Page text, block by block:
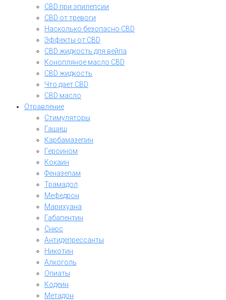
CBD при эпилепсии
CBD от тревоги
Насколько безопасно CBD
Эффекты от CBD
CBD жидкость для вейпа
Конопляное масло CBD
CBD жидкость
Что дает CBD
CBD масло
Отравление
Стимуляторы
Гашиш
Карбамазепин
Героином
Кокаин
Феназепам
Трамадол
Мефедрон
Марихуана
Габапентин
Снюс
Антидепрессанты
Никотин
Алкоголь
Опиаты
Кодеин
Метадон